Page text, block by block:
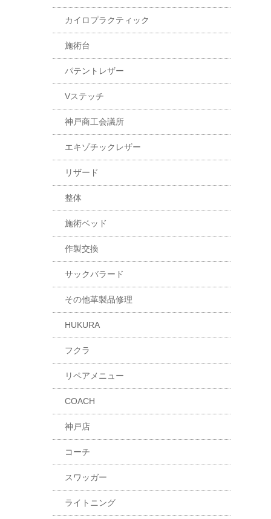
カイロプラクティック
施術台
パテントレザー
Vステッチ
神戸商工会議所
エキゾチックレザー
リザード
整体
施術ベッド
作製交換
サックバラード
その他革製品修理
HUKURA
フクラ
リペアメニュー
COACH
神戸店
コーチ
スワッガー
ライトニング